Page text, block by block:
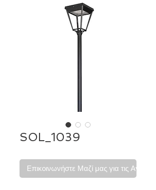
SOL_1039
Επικοινωνήστε Μαζί μας για τις Αγορές